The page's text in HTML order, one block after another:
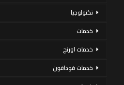
تكنولوجيا
خدمات
خدمات اورنج
خدمات فودافون